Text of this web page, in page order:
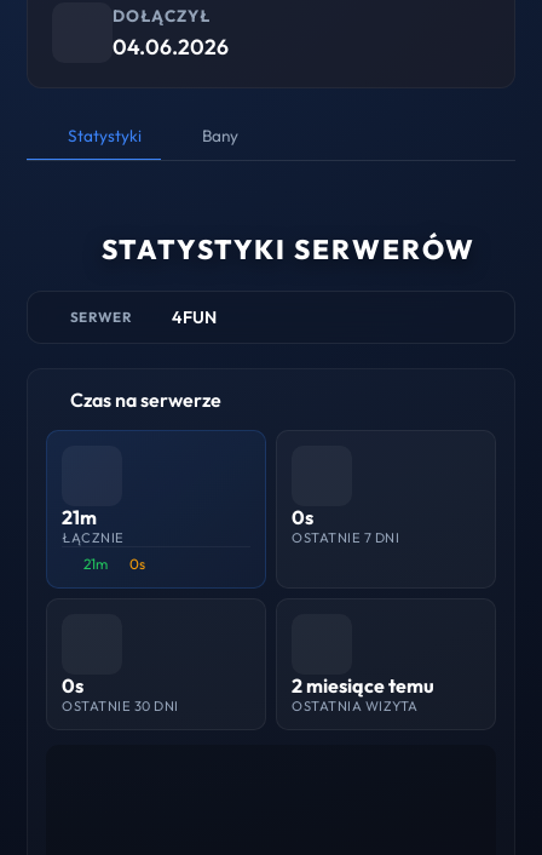
DOŁĄCZYŁ
04.06.2026
Statystyki Bany
STATYSTYKI SERWERÓW
SERWER 4FUN
Czas na serwerze
21m
ŁĄCZNIE
21m 0s
0s
OSTATNIE 7 DNI
0s
OSTATNIE 30 DNI
2 miesiące temu
OSTATNIA WIZYTA